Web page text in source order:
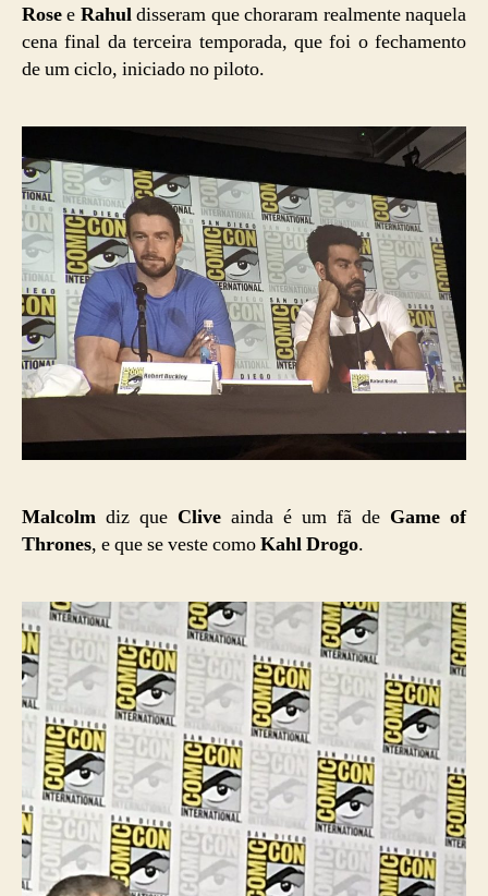
Rosee Rahuldisseram que choraram realmente naquela
cena final da terceira temporada, que foi o fechamento
de um ciclo, iniciado no piloto.
Malcolm diz que Clive ainda é um fã de Game of
Thrones, e que se veste comoKahl Drogo.